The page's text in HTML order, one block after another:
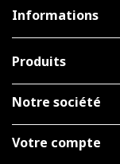
Informations
Produits
Notre société
Votre compte